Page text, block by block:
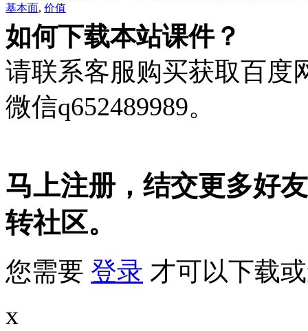
基本面, 价值
如何下载本站课件？
请联系客服购买获取百度
微信q652489989。
马上注册，结交更多好
转社区。
您需要 登录 才可以下载
x